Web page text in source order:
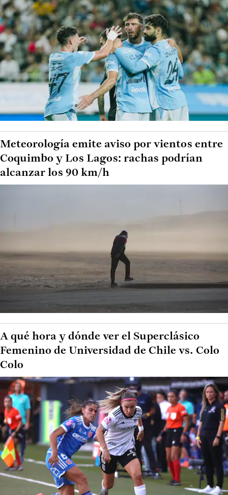
Meteorología emite aviso por vientos entre
Coquimbo y Los Lagos: rachas podrían
alcanzar los 90 km/h
A qué hora y dónde ver el Superclásico
Femenino de Universidad de Chile vs. Colo
Colo